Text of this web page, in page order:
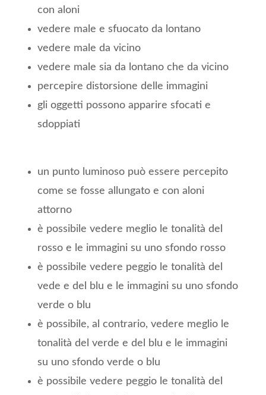
con aloni
vedere male e sfuocato da lontano
vedere male da vicino
vedere male sia da lontano che da vicino
percepire distorsione delle immagini
gli oggetti possono apparire sfocati e
sdoppiati
un punto luminoso può essere percepito
come se fosse allungato e con aloni
attorno
è possibile vedere meglio le tonalità del
rosso e le immagini su uno sfondo rosso
è possibile vedere peggio le tonalità del
vede e del blu e le immagini su uno sfondo
verde o blu
è possibile, al contrario, vedere meglio le
tonalità del verde e del blu e le immagini
su uno sfondo verde o blu
è possibile vedere peggio le tonalità del